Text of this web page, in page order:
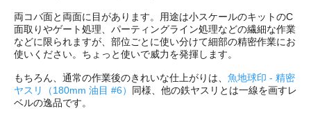
両コバ面と両面に目があります。用途は小スケールのキットのC
面取りやゲート処理、パーティングライン処理などの繊細な作業
などに限られますが、部位ごとに使い分けて細部の精密作業にお
使いください。ちょっと使いで威力を発揮します。
もちろん、通常の作業後のきれいな仕上がりは、 魚地球印 - 精密
ヤスリ（180mm 油目 #6） 同様、他の鉄ヤスリとは一線を画すレ
ベルの逸品です。